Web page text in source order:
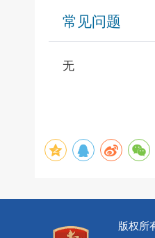
常见问题
无
版权所